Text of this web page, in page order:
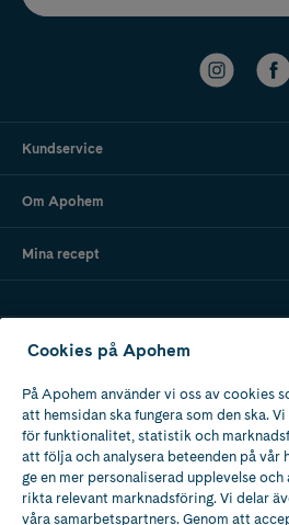
Kundservice
Om Apohem
Mina recept
Ladda ner vår app
Apotek med tillstånd
av Läkemedelsverket
Cookies på Apohem
På Apohem använder vi oss av cookies
att hemsidan ska fungera som den ska.
för funktionalitet, statistik och
att följa och analysera beteenden på vår
ge en mer personaliserad upplevelse och
rikta relevant marknadsföring. Vi delar
våra samarbetspartners. Genom att